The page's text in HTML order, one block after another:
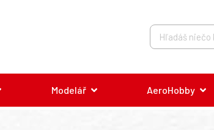
Modelář AeroHobby